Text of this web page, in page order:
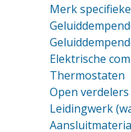
Merk
Elektrische
Thermostaten
Open
Leidingwerk